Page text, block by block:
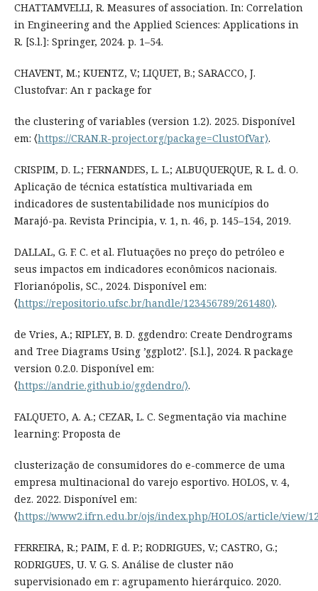
CHATTAMVELLI, R. Measures of association. In: Correlation
in Engineering and the Applied Sciences: Applications in
R. [S.l.]: Springer, 2024. p. 1–54.
CHAVENT, M.; KUENTZ, V.; LIQUET, B.; SARACCO, J.
Clustofvar: An r package for
the clustering of variables (version 1.2). 2025. Disponível
em: ⟨https://CRAN.R-project.org/package=ClustOfVar⟩.
CRISPIM, D. L.; FERNANDES, L. L.; ALBUQUERQUE, R. L. d. O.
Aplicação de técnica estatística multivariada em
indicadores de sustentabilidade nos municípios do
Marajó-pa. Revista Principia, v. 1, n. 46, p. 145–154, 2019.
DALLAL, G. F. C. et al. Flutuações no preço do petróleo e
seus impactos em indicadores econômicos nacionais.
Florianópolis, SC., 2024. Disponível em:
⟨https://repositorio.ufsc.br/handle/123456789/261480⟩.
de Vries, A.; RIPLEY, B. D. ggdendro: Create Dendrograms
and Tree Diagrams Using ’ggplot2’. [S.l.], 2024. R package
version 0.2.0. Disponível em:
⟨https://andrie.github.io/ggdendro/⟩.
FALQUETO, A. A.; CEZAR, L. C. Segmentação via machine
learning: Proposta de
clusterização de consumidores do e-commerce de uma
empresa multinacional do varejo esportivo. HOLOS, v. 4,
dez. 2022. Disponível em:
⟨https://www2.ifrn.edu.br/ojs/index.php/HOLOS/article/view/
FERREIRA, R.; PAIM, F. d. P.; RODRIGUES, V.; CASTRO, G.;
RODRIGUES, U. V. G. S. Análise de cluster não
supervisionado em r: agrupamento hierárquico. 2020.